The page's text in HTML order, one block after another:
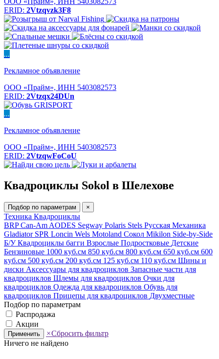
ERID: 2Vtzqvzk3F8
...
Рекламное объявление
ООО «Прайм», ИНН 5403082573
ERID: 2Vtzqx24DUn
...
Рекламное объявление
ООО «Прайм», ИНН 5403082573
ERID: 2VtzqwFoCoU
Квадроциклы Sokol в Шелехове
Подбор по параметрам ×
Техника Квадроциклы
BRP Can-Am AODES Segway Polaris Stels Русская Механика
Gladiator SPR Loncin Wels Motoland Сокол Mikilon Side-by-Side
Б/УКвадроциклы багги Взрослые Подростковые Детские
Бензиновые 1000 куб.см 850 куб.см 800 куб.см 650 куб.см 600
куб.см 500 куб.см 200 куб.см 125 куб.см 110 куб.см Шины и
диски Аксессуары для квадроциклов Запасные части для
квадроциклов Шлемы для квадроциклов Очки для
квадроциклов Одежда для квадроциклов Обувь для
квадроциклов Прицепы для квадроциклов Двухместные
Подбор по параметрам
Распродажа
Акции
Применить ×Сбросить фильтр
Ничего не найдено